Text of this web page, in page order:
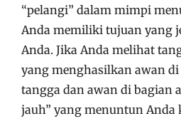
“pelangi” dalam mimpi
Anda memiliki tujuan yang
Anda. Jika Anda melihat
yang menghasilkan awan di
tangga dan awan di bagian
jauh” yang menuntun Anda